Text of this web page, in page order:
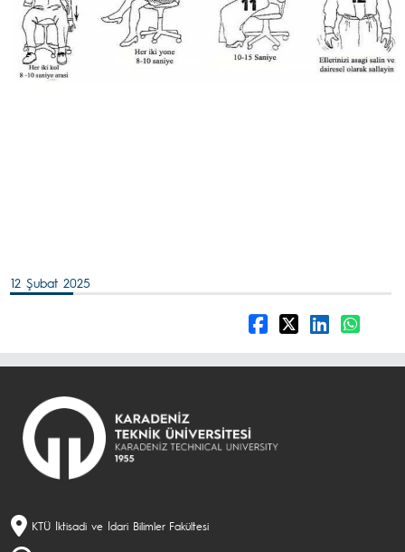
12 Şubat 2025
KTÜ İktisadi ve İdari Bilimler Fakültesi